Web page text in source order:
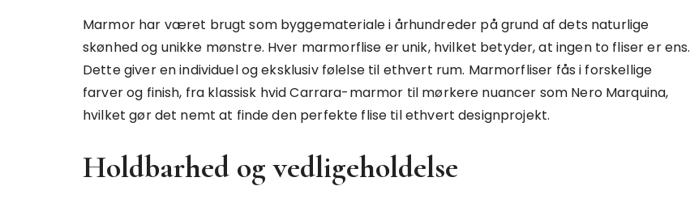
Marmor har været brugt som byggemateriale i århundreder på grund af dets naturlige
skønhed og unikke mønstre. Hver marmorflise er unik, hvilket betyder, at ingen to fliser er ens.
Dette giver en individuel og eksklusiv følelse til ethvert rum. Marmorfliser fås i forskellige
farver og finish, fra klassisk hvid Carrara-marmor til mørkere nuancer som Nero Marquina,
hvilket gør det nemt at finde den perfekte flise til ethvert designprojekt.
Holdbarhed og vedligeholdelse